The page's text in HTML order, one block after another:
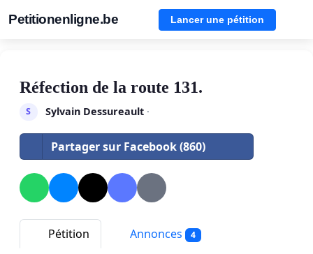
Petitionenligne.be Lancer une pétition
Réfection de la route 131.
S Sylvain Dessureault·
Partager sur Facebook (860)
Pétition Annonces 4